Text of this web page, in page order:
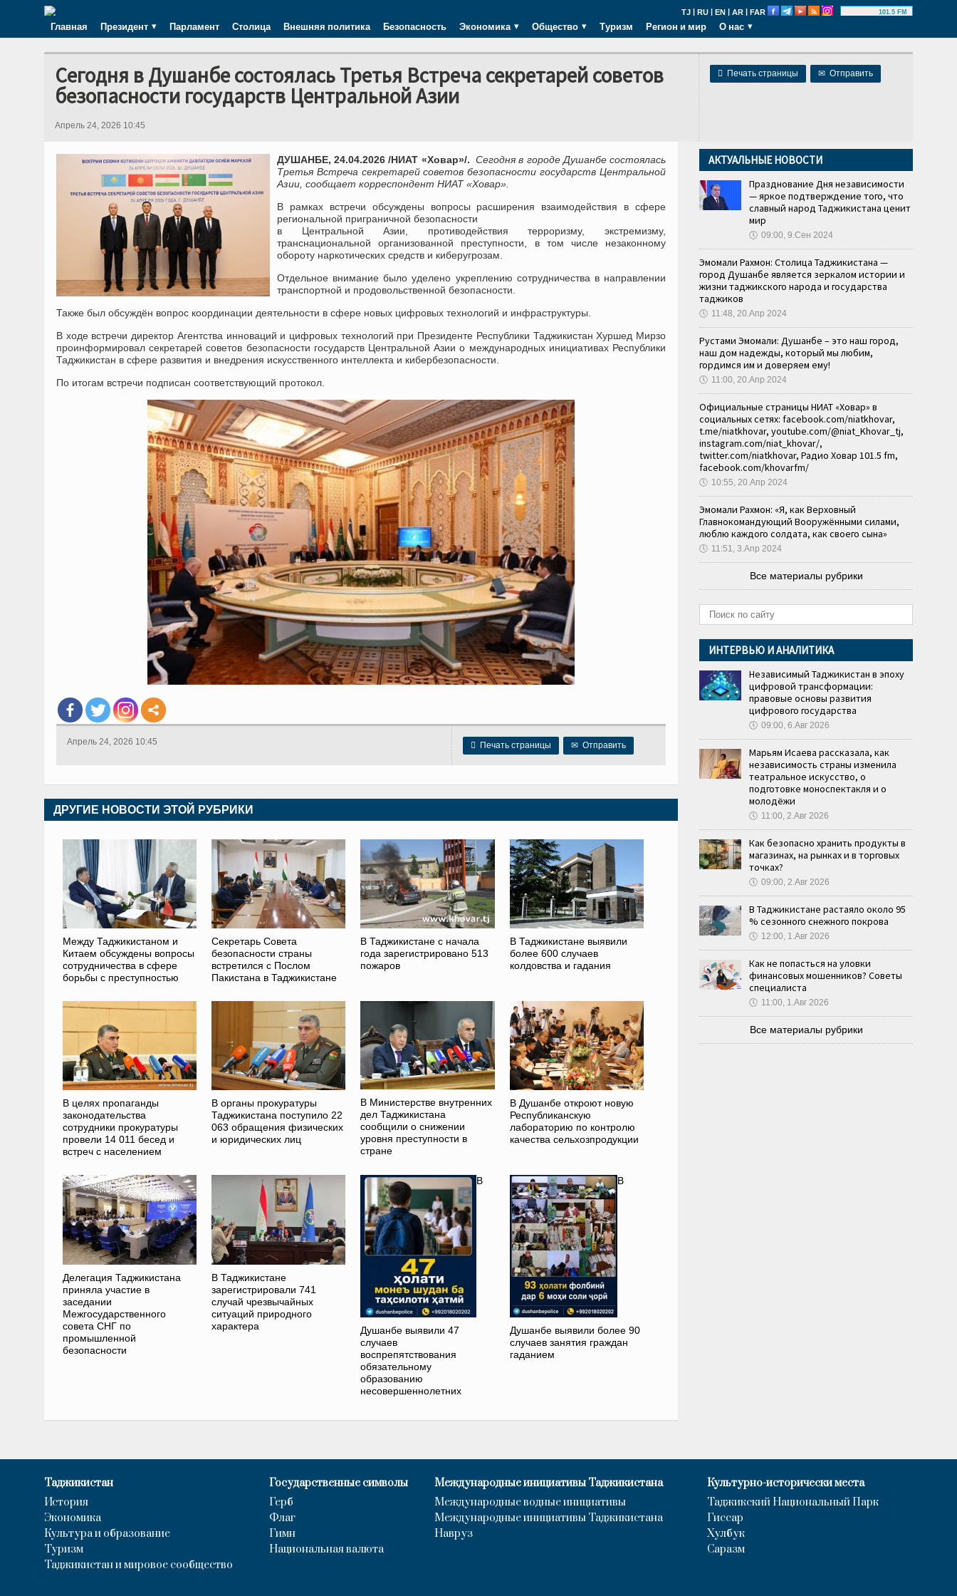
TJ | RU | EN | AR | FAR 101.5 FM
Главная Президент Парламент Столица Внешняя политика Безопасность Экономика Общество Туризм Регион и мир О нас
 Печать страницы ✉ Отправить
Сегодня в Душанбе состоялась Третья Встреча секретарей советов
безопасности государств Центральной Азии
Апрель 24, 2026 10:45
ДУШАНБЕ, 24.04.2026 /НИАТ «Ховар»/. Сегодня в городе Душанбе состоялась
Третья Встреча секретарей советов безопасности государств Центральной
Азии, сообщает корреспондент НИАТ «Ховар».
В рамках встречи обсуждены вопросы расширения взаимодействия в сфере
региональной приграничной безопасности
в Центральной Азии, противодействия терроризму, экстремизму,
транснациональной организованной преступности, в том числе незаконному
обороту наркотических средств и киберугрозам.
Отдельное внимание было уделено укреплению сотрудничества в направлении
транспортной и продовольственной безопасности.
Также был обсуждён вопрос координации деятельности в сфере новых цифровых технологий и инфраструктуры.
В ходе встречи директор Агентства инноваций и цифровых технологий при Президенте Республики Таджикистан Хуршед Мирзо
проинформировал секретарей советов безопасности государств Центральной Азии о международных инициативах Республики
Таджикистан в сфере развития и внедрения искусственного интеллекта и кибербезопасности.
По итогам встречи подписан соответствующий протокол.
 Печать страницы ✉ Отправить
Апрель 24, 2026 10:45
ДРУГИЕ НОВОСТИ ЭТОЙ РУБРИКИ
Между Таджикистаном и
Китаем обсуждены вопросы
сотрудничества в сфере
борьбы с преступностью
Секретарь Совета
безопасности страны
встретился с Послом
Пакистана в Таджикистане
В Таджикистане с начала
года зарегистрировано 513
пожаров
В Таджикистане выявили
более 600 случаев
колдовства и гадания
В целях пропаганды
законодательства
сотрудники прокуратуры
провели 14 011 бесед и
встреч с населением
В органы прокуратуры
Таджикистана поступило 22
063 обращения физических
и юридических лиц
В Министерстве внутренних
дел Таджикистана
сообщили о снижении
уровня преступности в
стране
В Душанбе откроют новую
Республиканскую
лабораторию по контролю
качества сельхозпродукции
Делегация Таджикистана
приняла участие в
заседании
Межгосударственного
совета СНГ по
промышленной
безопасности
В Таджикистане
зарегистрировали 741
случай чрезвычайных
ситуаций природного
характера
В
Душанбе выявили 47
случаев
воспрепятствования
обязательному
образованию
несовершеннолетних
В
Душанбе выявили более 90
случаев занятия граждан
гаданием
АКТУАЛЬНЫЕ НОВОСТИ
Празднование Дня независимости
— яркое подтверждение того, что
славный народ Таджикистана ценит
мир
🕔 09:00, 9.Сен 2024
Эмомали Рахмон: Столица Таджикистана —
город Душанбе является зеркалом истории и
жизни таджикского народа и государства
таджиков
🕔 11:48, 20.Апр 2024
Рустами Эмомали: Душанбе – это наш город,
наш дом надежды, который мы любим,
гордимся им и доверяем ему!
🕔 11:00, 20.Апр 2024
Официальные страницы НИАТ «Ховар» в
социальных сетях: facebook.com/niatkhovar,
t.me/niatkhovar, youtube.com/@niat_Khovar_tj,
instagram.com/niat_khovar/,
twitter.com/niatkhovar, Радио Ховар 101.5 fm,
facebook.com/khovarfm/
🕔 10:55, 20.Апр 2024
Эмомали Рахмон: «Я, как Верховный
Главнокомандующий Вооружёнными силами,
люблю каждого солдата, как своего сына»
🕔 11:51, 3.Апр 2024
Все материалы рубрики
ИНТЕРВЬЮ И АНАЛИТИКА
Независимый Таджикистан в эпоху
цифровой трансформации:
правовые основы развития
цифрового государства
🕔 09:00, 6.Авг 2026
Марьям Исаева рассказала, как
независимость страны изменила
театральное искусство, о
подготовке моноспектакля и о
молодёжи
🕔 11:00, 2.Авг 2026
Как безопасно хранить продукты в
магазинах, на рынках и в торговых
точках?
🕔 09:00, 2.Авг 2026
В Таджикистане растаяло около 95
% сезонного снежного покрова
🕔 12:00, 1.Авг 2026
Как не попасться на уловки
финансовых мошенников? Советы
специалиста
🕔 11:00, 1.Авг 2026
Все материалы рубрики
Таджикистан
История
Экономика
Культура и образование
Туризм
Таджикистан и мировое сообщество
Государственные символы
Герб
Флаг
Гимн
Национальная валюта
Международные инициативы Таджикистана
Международные водные инициативы
Международные инициативы Таджикистана
Навруз
Культурно-исторически места
Таджикский Национальный Парк
Гиссар
Хулбук
Саразм